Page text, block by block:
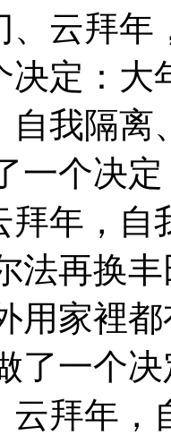
、云拜年
决定：
自我隔
一个决
拜年，
法再换
用家裡
了一个
云拜年，